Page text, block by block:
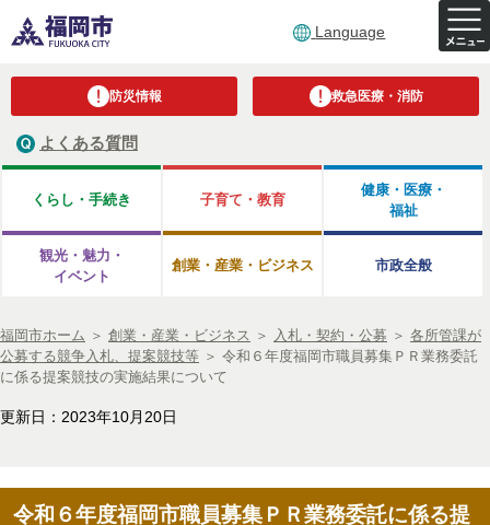
Language
防災情報 救急医療・消防
よくある質問
くらし・手続き 子育て・教育
健康・医療・
福祉
観光・魅力・
イベント
創業・産業・ビジネス 市政全般
福岡市ホーム ＞ 創業・産業・ビジネス ＞ 入札・契約・公募 ＞ 各所管課が
公募する競争入札、提案競技等 ＞ 令和６年度福岡市職員募集ＰＲ業務委託
に係る提案競技の実施結果について
更新日：2023年10月20日
令和６年度福岡市職員募集ＰＲ業務委託に係る提